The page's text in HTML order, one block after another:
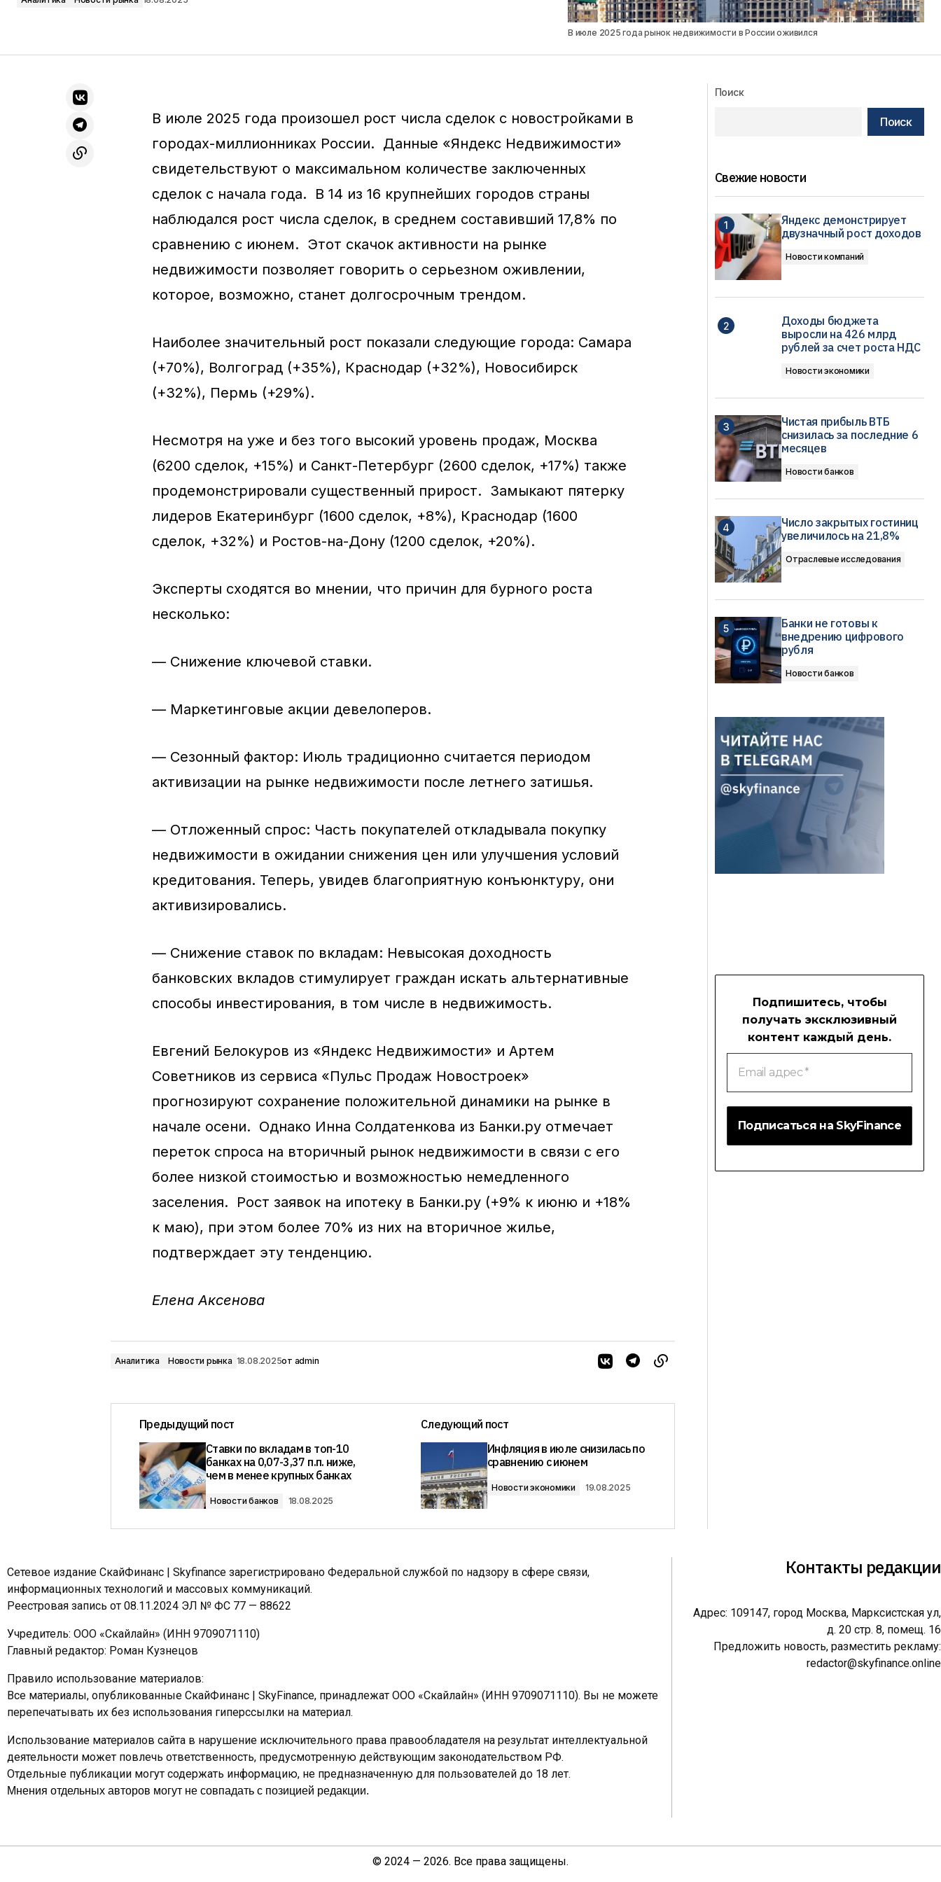
В июле 2025 года рынок недвижимости в России оживился
В июле 2025 года произошел рост числа сделок с новостройками в
городах-миллионниках России. Данные «Яндекс Недвижимости»
свидетельствуют о максимальном количестве заключенных
сделок с начала года. В 14 из 16 крупнейших городов страны
наблюдался рост числа сделок, в среднем составивший 17,8% по
сравнению с июнем. Этот скачок активности на рынке
недвижимости позволяет говорить о серьезном оживлении,
которое, возможно, станет долгосрочным трендом.
Наиболее значительный рост показали следующие города: Самара
(+70%), Волгоград (+35%), Краснодар (+32%), Новосибирск
(+32%), Пермь (+29%).
Несмотря на уже и без того высокий уровень продаж, Москва
(6200 сделок, +15%) и Санкт-Петербург (2600 сделок, +17%) также
продемонстрировали существенный прирост. Замыкают пятерку
лидеров Екатеринбург (1600 сделок, +8%), Краснодар (1600
сделок, +32%) и Ростов-на-Дону (1200 сделок, +20%).
Эксперты сходятся во мнении, что причин для бурного роста
несколько:
— Снижение ключевой ставки.
— Маркетинговые акции девелоперов.
— Сезонный фактор: Июль традиционно считается периодом
активизации на рынке недвижимости после летнего затишья.
— Отложенный спрос: Часть покупателей откладывала покупку
недвижимости в ожидании снижения цен или улучшения условий
кредитования. Теперь, увидев благоприятную конъюнктуру, они
активизировались.
— Снижение ставок по вкладам: Невысокая доходность
банковских вкладов стимулирует граждан искать альтернативные
способы инвестирования, в том числе в недвижимость.
Евгений Белокуров из «Яндекс Недвижимости» и Артем
Советников из сервиса «Пульс Продаж Новостроек»
прогнозируют сохранение положительной динамики на рынке в
начале осени. Однако Инна Солдатенкова из Банки.ру отмечает
переток спроса на вторичный рынок недвижимости в связи с его
более низкой стоимостью и возможностью немедленного
заселения. Рост заявок на ипотеку в Банки.ру (+9% к июню и +18%
к маю), при этом более 70% из них на вторичное жилье,
подтверждает эту тенденцию.
Елена Аксенова
Аналитика Новости рынка 18.08.2025от admin
Предыдущий пост
Ставки по вкладам в топ-10
банках на 0,07-3,37 п.п. ниже,
чем в менее крупных банках
Новости банков 18.08.2025
Следующий пост
Инфляция в июле снизилась по
сравнению с июнем
Новости экономики 19.08.2025
Поиск
Поиск
Свежие новости
Яндекс демонстрирует
двузначный рост доходов
Новости компаний
Доходы бюджета
выросли на 426 млрд
рублей за счет роста НДС
Новости экономики
Чистая прибыль ВТБ
снизилась за последние 6
месяцев
Новости банков
Число закрытых гостиниц
увеличилось на 21,8%
Отраслевые исследования
Банки не готовы к
внедрению цифрового
рубля
Новости банков
Подпишитесь, чтобы
получать эксклюзивный
контент каждый день.
адрес
Сетевое издание СкайФинанс | Skyfinance зарегистрировано Федеральной службой по надзору в сфере связи,
информационных технологий и массовых коммуникаций.
Реестровая запись от 08.11.2024 ЭЛ № ФС 77 — 88622
Учредитель: ООО «Скайлайн» (ИНН 9709071110)
Главный редактор: Роман Кузнецов
Правило использование материалов:
Все материалы, опубликованные СкайФинанс | SkyFinance, принадлежат ООО «Скайлайн» (ИНН 9709071110). Вы не можете
перепечатывать их без использования гиперссылки на материал.
Использование материалов сайта в нарушение исключительного права правообладателя на результат интеллектуальной
деятельности может повлечь ответственность, предусмотренную действующим законодательством РФ.
Отдельные публикации могут содержать информацию, не предназначенную для пользователей до 18 лет.
Мнения отдельных авторов могут не совпадать с позицией редакции.
Контакты редакции
Адрес: 109147, город Москва, Марксистская ул,
д. 20 стр. 8, помещ. 16
Предложить новость, разместить рекламу:
redactor@skyfinance.online
© 2024 — 2026. Все права защищены.